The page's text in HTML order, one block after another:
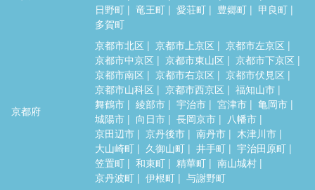
日野町
竜王町 愛荘町 豊郷町
甲良町
多賀町
京都府
京都市北区 京都市上京区
京都市左京区
京都市中京区
京都市東山区
京都市下京区
京都市南区
京都市右京区
京都市伏見区
京都市山科区
京都市西京区
福知山市
舞鶴市
綾部市 宇治市 宮津市
亀岡市
城陽市
向日市 長岡京市
八幡市
京田辺市
京丹後市 南丹市
木津川市
大山崎町
久御山町 井手町
宇治田原町
笠置町
和束町 精華町
南山城村
京丹波町
伊根町 与謝野町